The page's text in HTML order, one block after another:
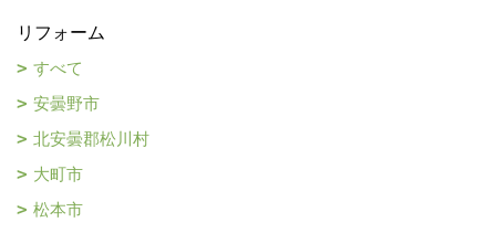
リフォーム
すべて
安曇野市
北安曇郡松川村
大町市
松本市